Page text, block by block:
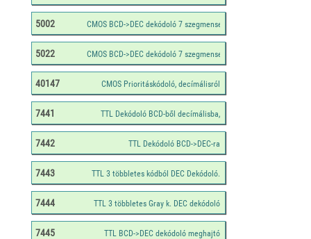
5002
5022
40147
7441
7442
7443
7444
7445